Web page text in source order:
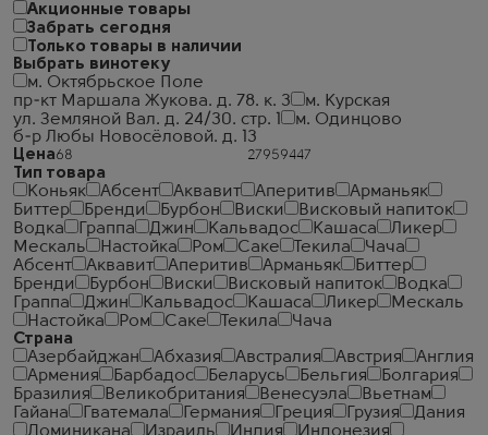
Акционные товары
Забрать сегодня
Только товары в наличии
Выбрать винотеку
м. Октябрьское Поле
пр-кт Маршала Жукова. д. 78. к. 3
м. Курская
ул. Земляной Вал. д. 24/30. стр. 1
м. Одинцово
б-р Любы Новосёловой. д. 13
Цена
Тип товара
Коньяк
Абсент Аквавит Аперитив
Арманьяк
Биттер
Бренди Бурбон Виски
Висковый напиток
Водка
Граппа Джин Кальвадос Кашаса
Ликер
Мескаль
Настойка Ром Саке Текила
Чача
Абсент
Аквавит Аперитив Арманьяк
Биттер
Бренди
Бурбон Виски Висковый напиток
Водка
Граппа
Джин Кальвадос Кашаса Ликер
Мескаль
Настойка
Ром Саке Текила
Чача
Страна
Азербайджан
Абхазия Австралия Австрия
Англия
Армения
Барбадос Беларусь Бельгия
Болгария
Бразилия
Великобритания Венесуэла
Вьетнам
Гайана
Гватемала Германия Греция Грузия
Дания